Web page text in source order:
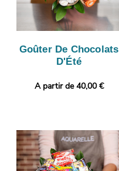
Goûter De Chocolats
D'Été
A partir de 40,00 €